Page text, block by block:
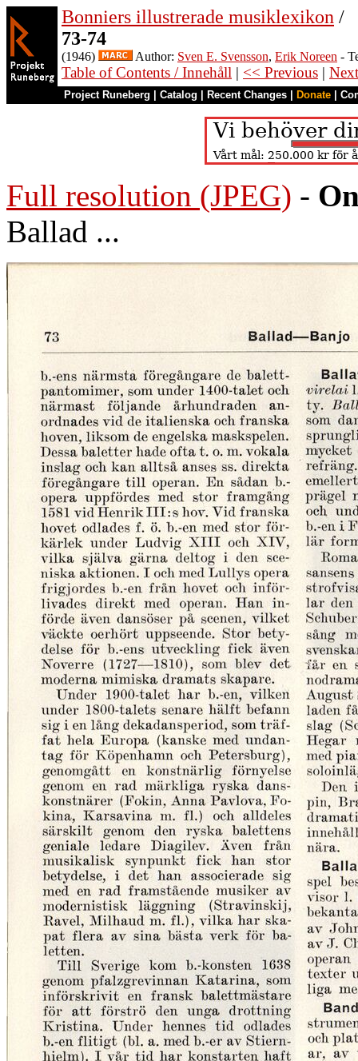
Bonniers illustrerade musiklexikon /
73-74
(1946) Author: Sven E. Svensson, Erik Noreen -
Table of Contents / Innehåll | << Previous |
Project Runeberg Catalog Recent Changes Donate
Full resolution (JPEG) -
Ballad ...